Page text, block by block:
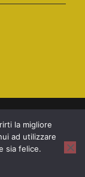
| EMMA
| P.IVA
la migliore
ad utilizzare
sia felice.